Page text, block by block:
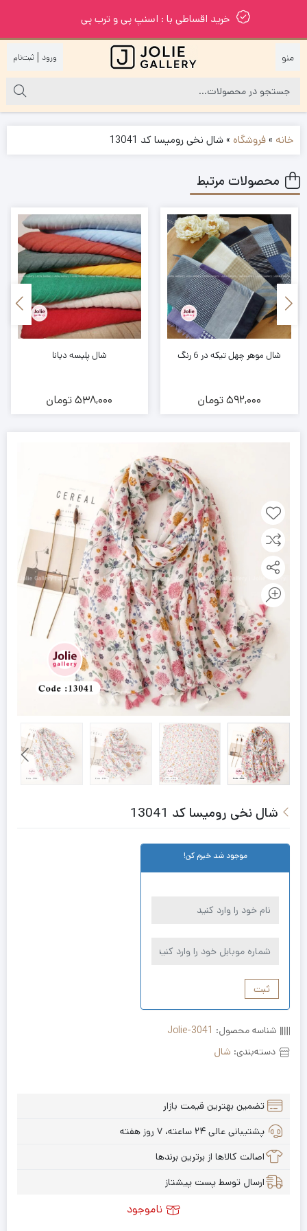
خرید اقساطی با : اسنپ پی و ترب پی
|
خانه »فروشگاه »شال نخی رومیسا کد 13041
محصولات مرتبط
شال موهر چهل تیکه در 6 رنگ
592,000تومان
شال پلیسه دیانا
538,000تومان
شال نخی رومیسا کد 13041
موجود شد خبرم کن!
ثبت
شناسه محصول: Jolie-3041
دسته‌بندی: شال
تضمین بهترین قیمت بازار
پشتیبانی عالی ۲۴ ساعته، ۷ روز هفته
اصالت کالاها از برترین برندها
ارسال توسط پست پیشتاز
ناموجود